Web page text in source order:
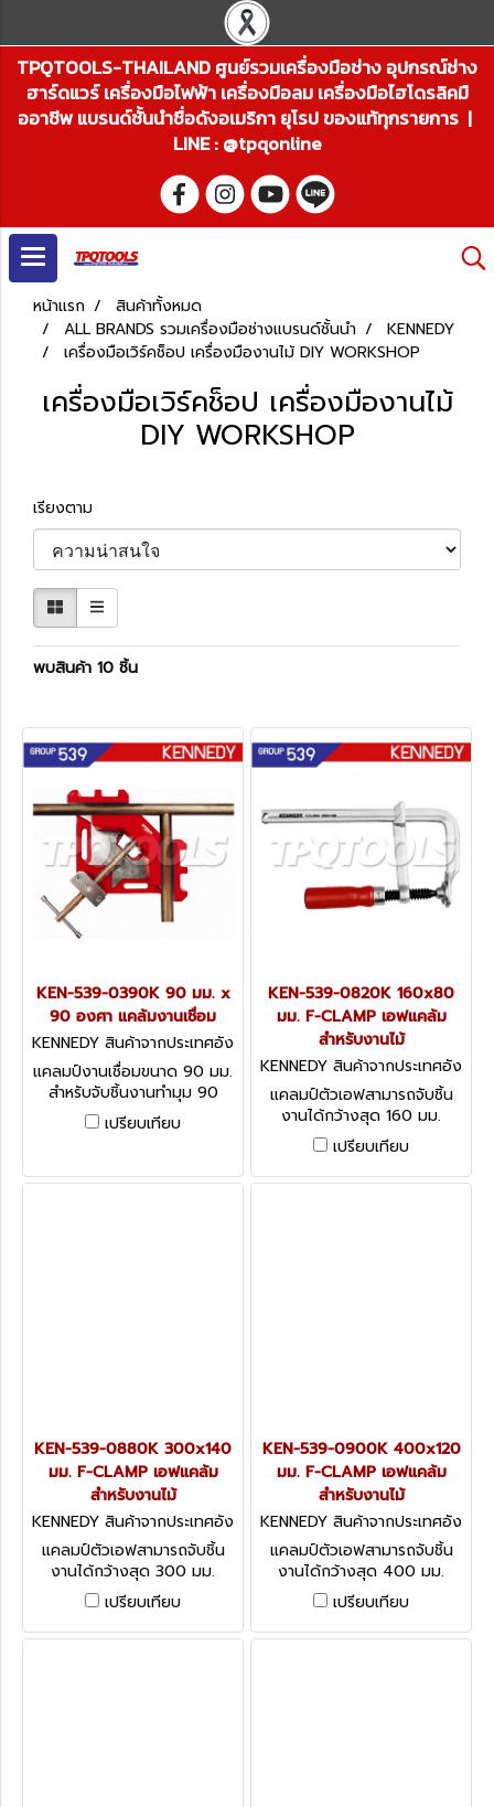
TPQTOOLS-THAILAND ศูนย์รวมเครื่องมือช่าง อุปกรณ์ช่าง
ฮาร์ดแวร์ เครื่องมือไฟฟ้า เครื่องมือลม เครื่องมือไฮโดรลิคมื
ออาชีพ แบรนด์ชั้นนำชื่อดังอเมริกา ยุโรป ของแท้ทุกรายการ |
LINE : @tpqonline
หน้าแรก
สินค้าทั้งหมด
ALL BRANDS รวมเครื่องมือช่างแบรนด์ชั้นนำ
KENNEDY
เครื่องมือเวิร์คช็อป เครื่องมืองานไม้ DIY WORKSHOP
เครื่องมือเวิร์คช็อป เครื่องมืองานไม้
DIY WORKSHOP
เรียงตาม
พบสินค้า 10 ชิ้น
KEN-539-0390K 90 มม. x
90 องศา แคล้มงานเชื่อม
KENNEDY สินค้าจากประเทศอัง
กฤษ KEN-539-0390K
แคลมป์งานเชื่อมขนาด 90 มม.
สำหรับจับชิ้นงานทำมุม 90
องศา 90° Welding Angle
Clamps
เปรียบเทียบ
KEN-539-0820K 160x80
มม. F-CLAMP เอฟแคล้ม
สำหรับงานไม้
KENNEDY สินค้าจากประเทศอัง
กฤษ KEN-539-0820K
แคลมป์ตัวเอฟสามารถจับชิ้น
งานได้กว้างสุด 160 มม.
Kennedy Wooden Handle
Speed Clamps
เปรียบเทียบ
KEN-539-0880K 300x140
มม. F-CLAMP เอฟแคล้ม
สำหรับงานไม้
KENNEDY สินค้าจากประเทศอัง
กฤษ KEN-539-0880K
แคลมป์ตัวเอฟสามารถจับชิ้น
งานได้กว้างสุด 300 มม.
Kennedy Wooden Handle
Speed Clamps
เปรียบเทียบ
KEN-539-0900K 400x120
มม. F-CLAMP เอฟแคล้ม
สำหรับงานไม้
KENNEDY สินค้าจากประเทศอัง
กฤษ KEN-539-0900K
แคลมป์ตัวเอฟสามารถจับชิ้น
งานได้กว้างสุด 400 มม.
Kennedy Wooden Handle
Speed Clamps
เปรียบเทียบ